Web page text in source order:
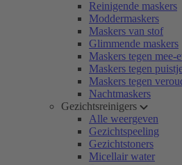
Reinigende maskers
Moddermaskers
Maskers van stof
Glimmende maskers
Maskers tegen mee-
Maskers tegen
Maskers tegen
Nachtmaskers
Gezichtsreinigers
Alle weergeven
Gezichtspeeling
Gezichtstoners
Micellair water